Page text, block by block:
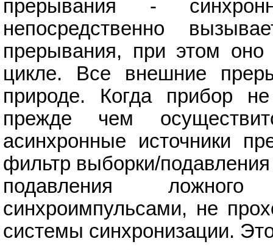
прерывания -
непосредственно
прерывания, при этом
цикле. Все внешние
природе. Когда прибор
прежде чем
асинхронные источники
фильтр выборки/
подавления ложного
синхроимпульсами, не
системы синхронизации.